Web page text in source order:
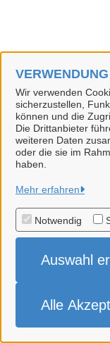
Wir verwenden
sicherzustellen,
können und die
Die Drittanbieter
weiteren Daten
oder die sie im
haben.
Mehr erfahren
Notwendig
Auswahl
Alle
Alle Rechte